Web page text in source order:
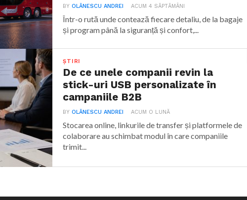
BYOLĂNESCU ANDREI ACUM 4 SĂPTĂMÂNI
Într-o rută unde contează fiecare detaliu, de la bagaje
și program până la siguranță și confort,...
ȘTIRI
De ce unele companii revin la
stick-uri USB personalizate în
campaniile B2B
BYOLĂNESCU ANDREI ACUM O LUNĂ
Stocarea online, linkurile de transfer și platformele de
colaborare au schimbat modul în care companiile
trimit...